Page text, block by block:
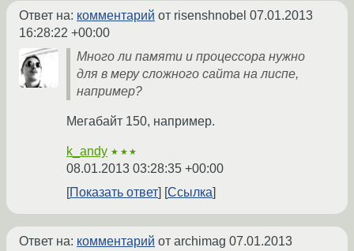
Ответ на: комментарий от risenshnobel 07.01.2013
16:28:22 +00:00
Много ли памяти и процессора нужно
для в меру сложного сайта на лиспе,
например?
Мегабайт 150, например.
k_andy ★★★
08.01.2013 03:28:35 +00:00
Показать ответ
Ссылка
Ответ на: комментарий от archimag 07.01.2013